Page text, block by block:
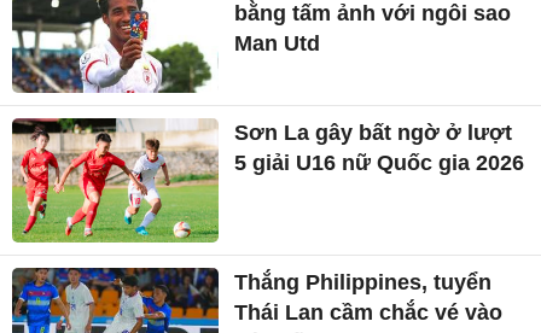
bằng tấm ảnh với ngôi sao
Man Utd
Sơn La gây bất ngờ ở lượt
5 giải U16 nữ Quốc gia 2026
Thắng Philippines, tuyển
Thái Lan cầm chắc vé vào